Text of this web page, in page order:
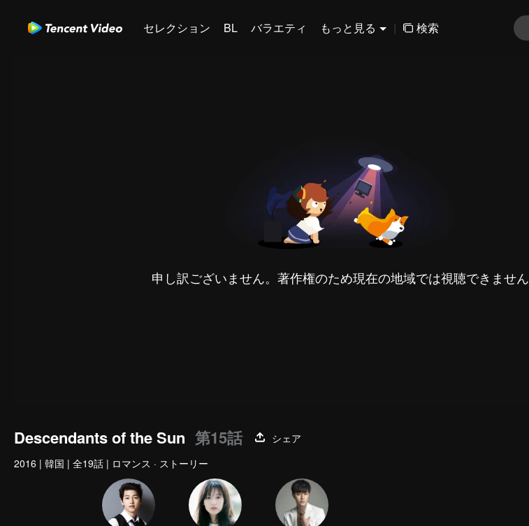
セレクション BL バラエティ もっと見る | 検索
申し訳ございません。著作権のため現在の地域では視聴できません
Descendants of the Sun 第15話
シェア
2016 | 韓国 | 全19話 | ロマンス · ストーリー